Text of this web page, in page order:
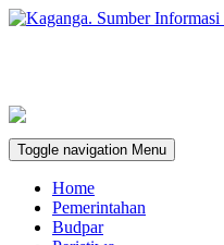
Toggle navigation Menu
Home
Pemerintahan
Budpar